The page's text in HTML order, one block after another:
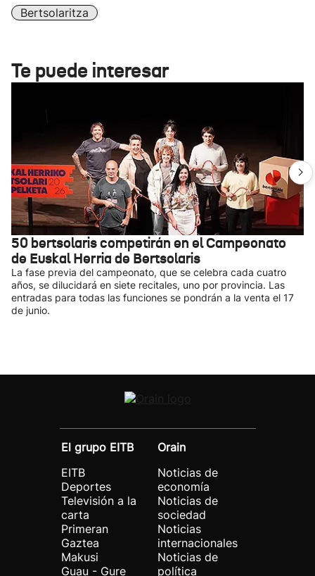
Bertsolaritza
Te puede interesar
50 bertsolaris competirán en el Campeonato
de Euskal Herria de Bertsolaris
La fase previa del campeonato, que se celebra cada cuatro
años, se dilucidará en siete recitales, uno por provincia. Las
entradas para todas las funciones se pondrán a la venta el 17
de junio.
El grupo EITB
EITB
Deportes
Televisión a la
carta
Primeran
Gaztea
Makusi
Guau - Gure
Orain
Noticias de
economía
Noticias de
sociedad
Noticias
internacionales
Noticias de
política